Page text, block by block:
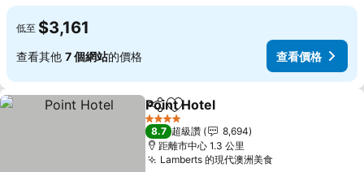
低至 $3,161
查看其他 7 個網站的價格 查看價格
分享 加入我的最愛
Point Hotel
4 星級
8.7 超級讚
8,694
距離市中心 1.3 公里
Lamberts 的現代澳洲美食